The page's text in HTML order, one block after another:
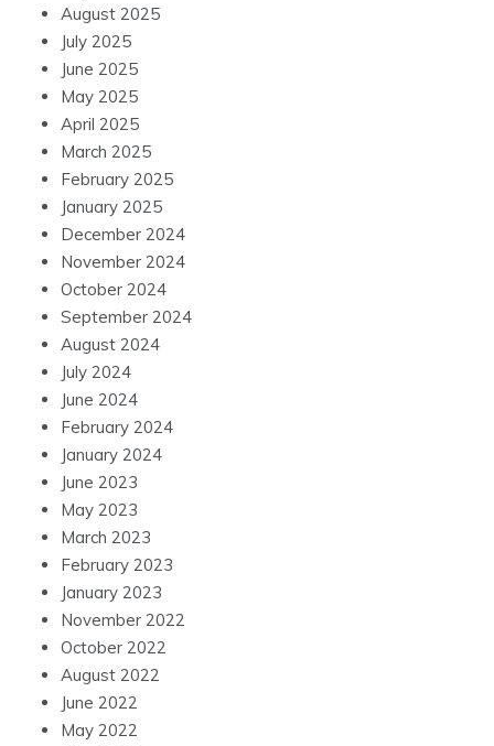
August 2025
July 2025
June 2025
May 2025
April 2025
March 2025
February 2025
January 2025
December 2024
November 2024
October 2024
September 2024
August 2024
July 2024
June 2024
February 2024
January 2024
June 2023
May 2023
March 2023
February 2023
January 2023
November 2022
October 2022
August 2022
June 2022
May 2022